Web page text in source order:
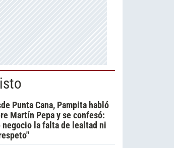
Punta Cana, Pampita habló
Martín Pepa y se confesó:
negocio la falta de lealtad ni